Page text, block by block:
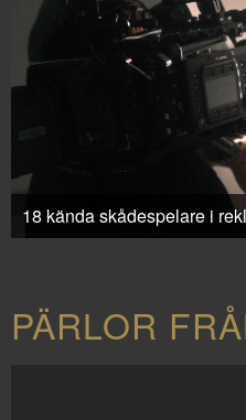
18 kända skådespelare i
PÄRLOR